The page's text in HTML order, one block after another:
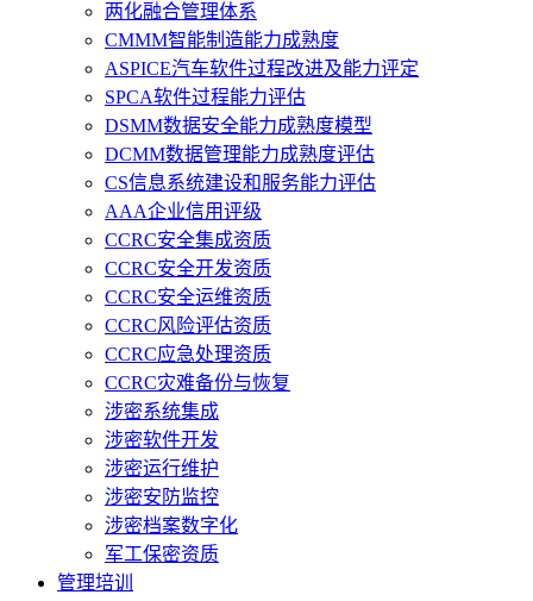
两化融合管理体系
CMMM智能制造能力成熟度
ASPICE汽车软件过程改进及能力评定
SPCA软件过程能力评估
DSMM数据安全能力成熟度模型
DCMM数据管理能力成熟度评估
CS信息系统建设和服务能力评估
AAA企业信用评级
CCRC安全集成资质
CCRC安全开发资质
CCRC安全运维资质
CCRC风险评估资质
CCRC应急处理资质
CCRC灾难备份与恢复
涉密系统集成
涉密软件开发
涉密运行维护
涉密安防监控
涉密档案数字化
军工保密资质
管理培训